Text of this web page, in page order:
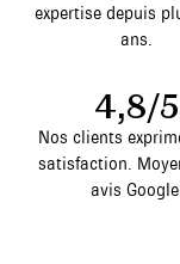
expertise depuis
ans.
4,8/5
Nos clients
satisfaction.
avis